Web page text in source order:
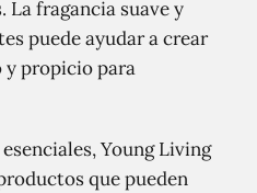
La fragancia suave y
puede ayudar a crear
propicio para
Young Living
que pueden